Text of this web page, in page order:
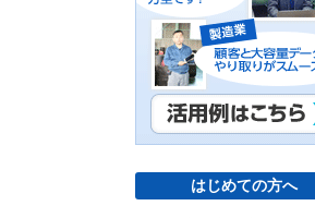
はじめての方へ